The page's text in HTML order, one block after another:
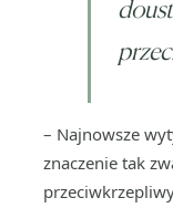
– Najnowsze
znaczenie tak